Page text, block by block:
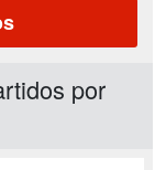
por